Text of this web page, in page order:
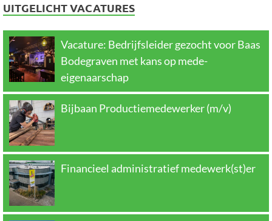
UITGELICHT VACATURES
Vacature: Bedrijfsleider gezocht voor Baas
Bodegraven met kans op mede-
eigenaarschap
Bijbaan Productiemedewerker (m/v)
Financieel administratief medewerk(st)er